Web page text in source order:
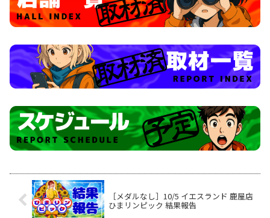
［メダルなし］10/5 イエスランド 鹿屋店
ひまリンピック 結果報告